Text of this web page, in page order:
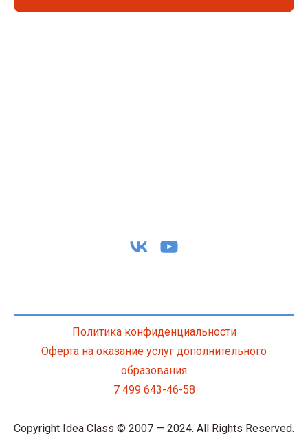
Политика конфиденциальности
Оферта на оказание услуг дополнительного
образования
7 499 643-46-58
Copyright Idea Class © 2007 — 2024. All Rights Reserved.